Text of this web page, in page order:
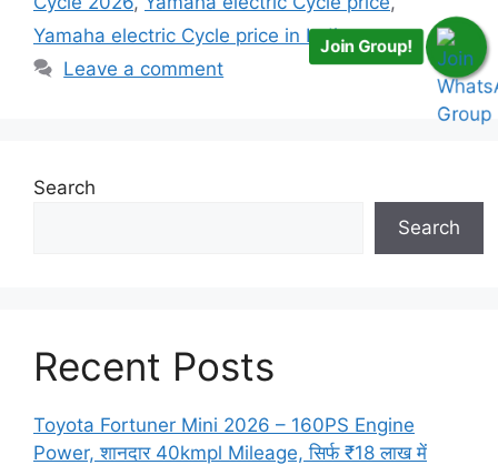
Yamaha electric Cycle price in India
Leave a comment
Search
Search
Recent Posts
Toyota Fortuner Mini 2026 – 160PS Engine
Power, शानदार 40kmpl Mileage, सिर्फ ₹18 लाख में
Join Group!